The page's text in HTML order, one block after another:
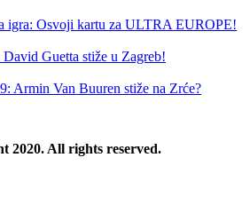
igra: Osvoji kartu za ULTRA EUROPE!
Guetta stiže u Zagreb!
Armin Van Buuren stiže na Zrće?
2020. All rights reserved.